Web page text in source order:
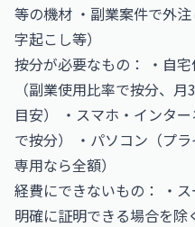
等の機材 ・副業案件で外
字起こし等）
按分が必要なもの： ・自
（副業使用比率で按分、
目安） ・スマホ・インタ
で按分） ・パソコン（プ
専用なら全額）
経費にできないもの： ・
明確に証明できる場合を除